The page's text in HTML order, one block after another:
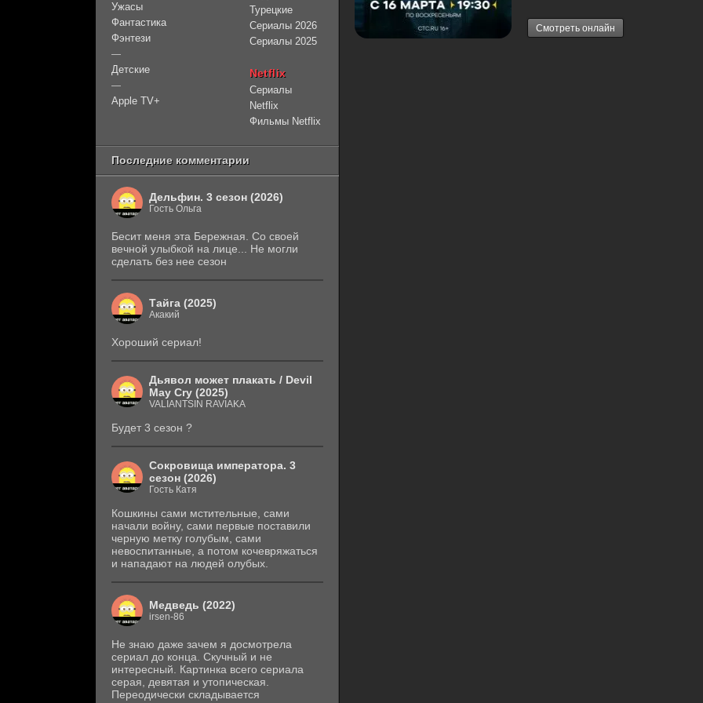
Смотреть онлайн
Ужасы
Фантастика
Фэнтези
—
Детские
—
Apple TV+
Турецкие
Сериалы 2026
Сериалы 2025
Netflix
Сериалы
Netflix
Фильмы Netflix
Последние комментарии
Дельфин. 3 сезон (2026)
Гость Ольга
Бесит меня эта Бережная. Со своей
вечной улыбкой на лице... Не могли
сделать без нее сезон
Тайга (2025)
Акакий
Хороший сериал!
Дьявол может плакать / Devil
May Cry (2025)
VALIANTSIN RAVIAKA
Будет 3 сезон ?
Сокровища императора. 3
сезон (2026)
Гость Катя
Кошкины сами мстительные, сами
начали войну, сами первые поставили
черную метку голубым, сами
невоспитанные, а потом кочевряжаться
и нападают на людей олубых.
Медведь (2022)
irsen-86
Не знаю даже зачем я досмотрела
сериал до конца. Скучный и не
интересный. Картинка всего сериала
серая, девятая и утопическая.
Переодически складывается